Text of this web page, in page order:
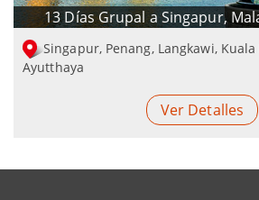
13 Días Grupal a Singapur,
Singapur, Penang, Langkawi,
Ayutthaya
Ver Detalles